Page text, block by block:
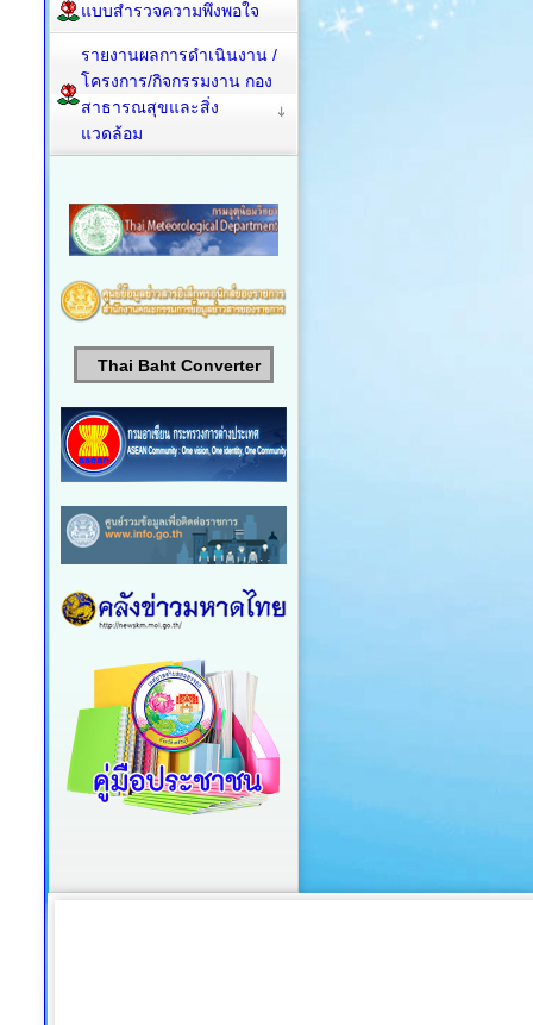
แบบสำรวจความพึงพอใจ
รายงานผลการดำเนินงาน /
โครงการ/กิจกรรมงาน กอง
สาธารณสุขและสิ่ง
แวดล้อม
Thai Baht Converter